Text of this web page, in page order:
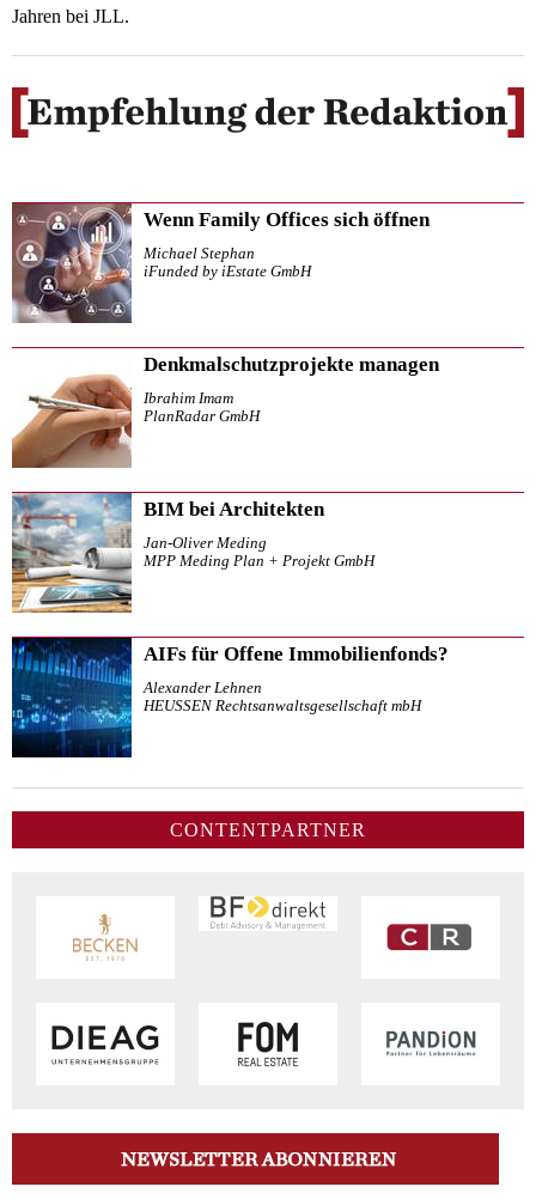
Jahren bei JLL.
Wenn Family Offices sich öffnen
Michael Stephan
iFunded by iEstate GmbH
Denkmalschutzprojekte managen
Ibrahim Imam
PlanRadar GmbH
BIM bei Architekten
Jan-Oliver Meding
MPP Meding Plan + Projekt GmbH
AIFs für Offene Immobilienfonds?
Alexander Lehnen
HEUSSEN Rechtsanwaltsgesellschaft mbH
CONTENTPARTNER